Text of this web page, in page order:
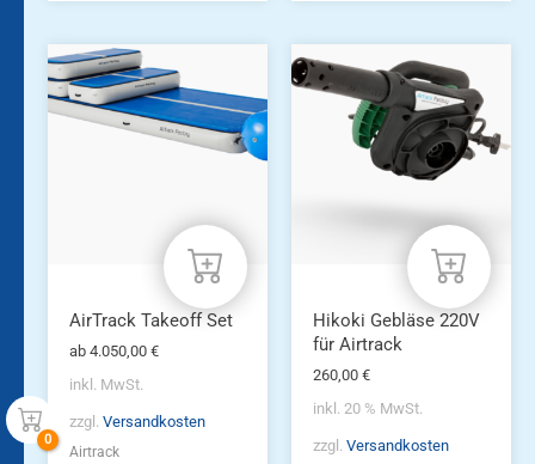
Dieses
Produkt
weist
mehrere
Produktseite
gewählt
AirTrack Takeoff Set
ab 4.050,00 €
inkl. MwSt.
zzgl. Versandkosten
Airtrack
Hikoki Gebläse 220V
für Airtrack
260,00 €
inkl. 20 % MwSt.
zzgl. Versandkosten